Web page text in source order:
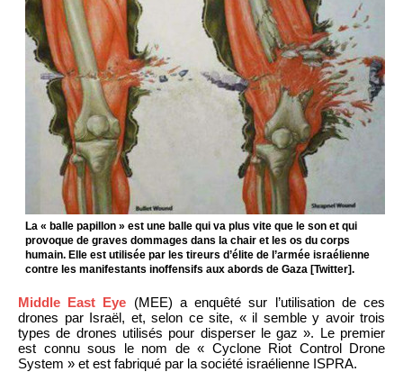
La « balle papillon » est une balle qui va plus vite que le son et qui
provoque de graves dommages dans la chair et les os du corps
humain. Elle est utilisée par les tireurs d’élite de l’armée israélienne
contre les manifestants inoffensifs aux abords de Gaza [Twitter].
Middle East Eye (MEE) a enquêté sur l’utilisation de ces
drones par Israël, et, selon ce site, « il semble y avoir trois
types de drones utilisés pour disperser le gaz ». Le premier
est connu sous le nom de « Cyclone Riot Control Drone
System » et est fabriqué par la société israélienne ISPRA.